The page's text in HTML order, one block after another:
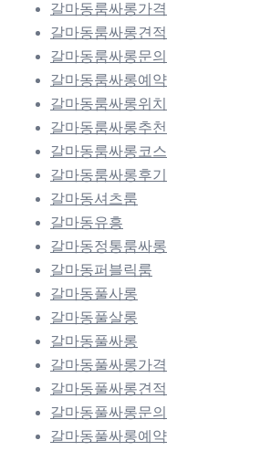
갈마동룸싸롱가격
갈마동룸싸롱견적
갈마동룸싸롱문의
갈마동룸싸롱예약
갈마동룸싸롱위치
갈마동룸싸롱추천
갈마동룸싸롱코스
갈마동룸싸롱후기
갈마동셔츠룸
갈마동유흥
갈마동정통룸싸롱
갈마동퍼블릭룸
갈마동풀사롱
갈마동풀살롱
갈마동풀싸롱
갈마동풀싸롱가격
갈마동풀싸롱견적
갈마동풀싸롱문의
갈마동풀싸롱예약